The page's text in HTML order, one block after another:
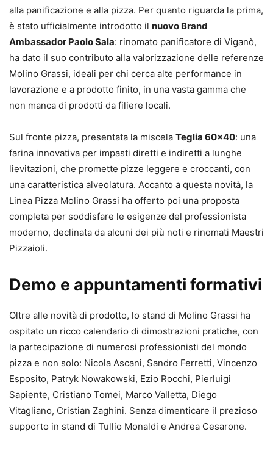
alla panificazione e alla pizza. Per quanto riguarda la prima,
è stato ufficialmente introdotto il nuovo Brand
Ambassador Paolo Sala: rinomato panificatore di Viganò,
ha dato il suo contributo alla valorizzazione delle referenze
Molino Grassi, ideali per chi cerca alte performance in
lavorazione e a prodotto finito, in una vasta gamma che
non manca di prodotti da filiere locali.
Sul fronte pizza, presentata la miscela Teglia 60×40: una
farina innovativa per impasti diretti e indiretti a lunghe
lievitazioni, che promette pizze leggere e croccanti, con
una caratteristica alveolatura. Accanto a questa novità, la
Linea Pizza Molino Grassi ha offerto poi una proposta
completa per soddisfare le esigenze del professionista
moderno, declinata da alcuni dei più noti e rinomati Maestri
Pizzaioli.
Demo e appuntamenti formativi
Oltre alle novità di prodotto, lo stand di Molino Grassi ha
ospitato un ricco calendario di dimostrazioni pratiche, con
la partecipazione di numerosi professionisti del mondo
pizza e non solo: Nicola Ascani, Sandro Ferretti, Vincenzo
Esposito, Patryk Nowakowski, Ezio Rocchi, Pierluigi
Sapiente, Cristiano Tomei, Marco Valletta, Diego
Vitagliano, Cristian Zaghini. Senza dimenticare il prezioso
supporto in stand di Tullio Monaldi e Andrea Cesarone.